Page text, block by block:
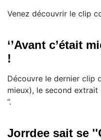
Venez découvrir le clip
‘’Avant c’était
!
Découvre le dernier clip
mieux), le second extrait
’’.
Jorrdee sait se